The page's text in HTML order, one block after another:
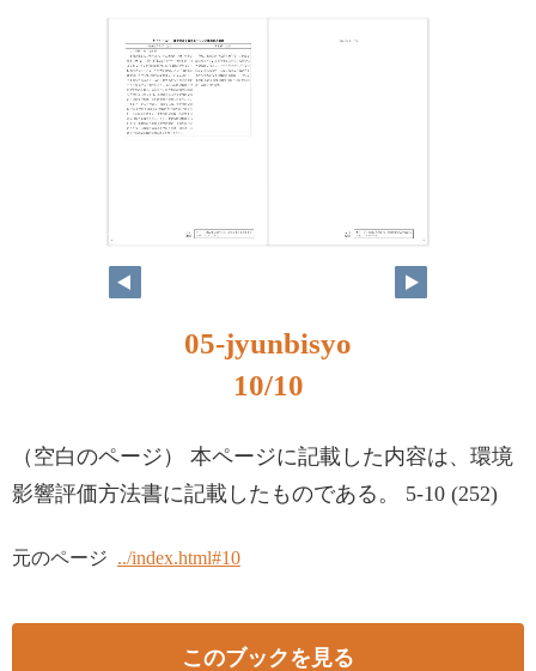
10
9
05-jyunbisyo
10/10
（空白のページ） 本ページに記載した内容は、環境
影響評価方法書に記載したものである。 5-10 (252)
元のページ ../index.html#10
このブックを見る